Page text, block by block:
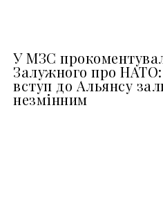
У МЗС
Залужного про НАТО:
вступ до Альянсу
незмінним